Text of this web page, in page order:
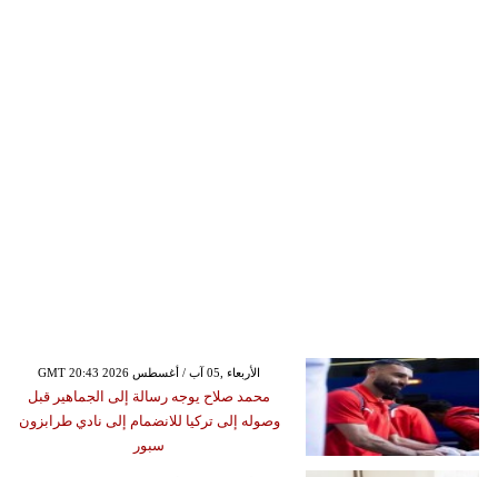
GMT 20:43 2026 الأربعاء ,05 آب / أغسطس
محمد صلاح يوجه رسالة إلى الجماهير قبل
وصوله إلى تركيا للانضمام إلى نادي طرابزون
سبور